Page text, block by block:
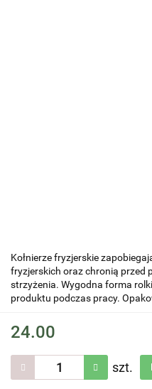
Kołnierze fryzjerskie
fryzjerskich oraz chronią przed
strzyżenia. Wygodna forma
produktu podczas pracy.
24.00
szt.